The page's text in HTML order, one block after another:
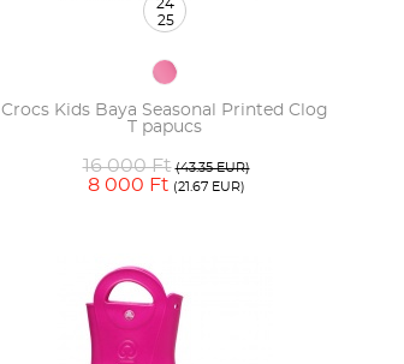
Crocs Kids Baya Seasonal Printed Clog
T papucs
16 000 Ft (43.35 EUR)
8 000 Ft (21.67 EUR)
24
25